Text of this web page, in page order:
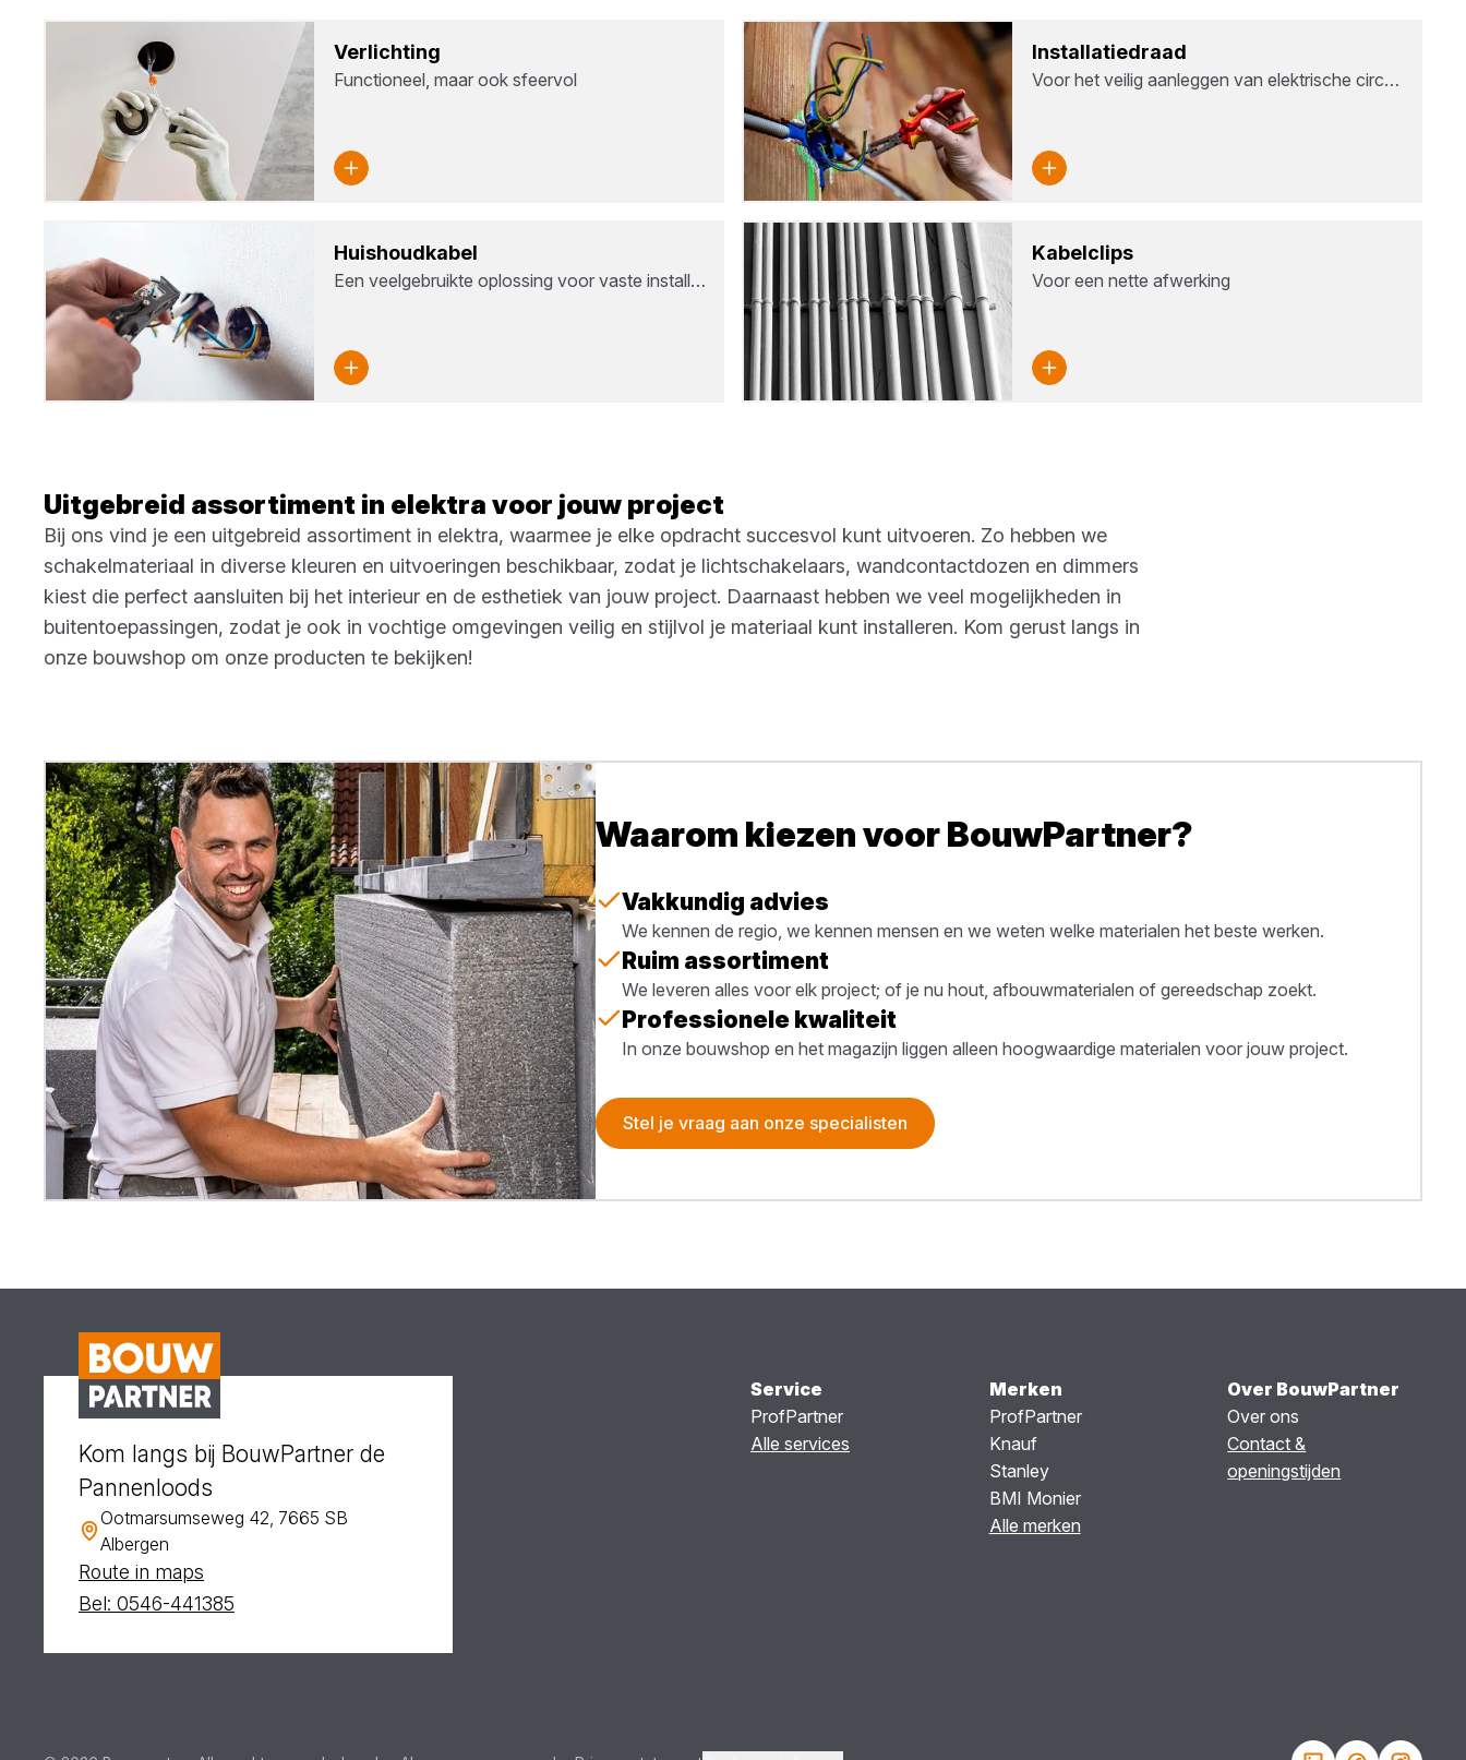
Ver­lich­ting
Functioneel, maar ook sfeervol
Instal­la­tie­draad
Voor het veilig aanleggen van elektrische circ…
Huis­houd­ka­bel
Een veelgebruikte oplossing voor vaste install…
Kabel­clips
Voor een nette afwerking
Uitgebreid assortiment in elektra voor jouw project
Bij ons vind je een uitgebreid assortiment in elektra, waarmee je elke opdracht succesvol kunt uitvoeren. Zo hebben we
schakelmateriaal in diverse kleuren en uitvoeringen beschikbaar, zodat je lichtschakelaars, wandcontactdozen en dimmers
kiest die perfect aansluiten bij het interieur en de esthetiek van jouw project. Daarnaast hebben we veel mogelijkheden in
buitentoepassingen, zodat je ook in vochtige omgevingen veilig en stijlvol je materiaal kunt installeren. Kom gerust langs in
onze bouwshop om onze producten te bekijken!
Waarom kiezen voor BouwPartner?
Vakkundig advies
We kennen de regio, we kennen mensen en we weten welke materialen het beste werken.
Ruim assortiment
We leveren alles voor elk project; of je nu hout, afbouwmaterialen of gereedschap zoekt.
Professionele kwaliteit
In onze bouwshop en het magazijn liggen alleen hoogwaardige materialen voor jouw project.
Stel je vraag aan onze specialisten
Kom langs bij BouwPartner de
Pannenloods
Ootmarsumseweg 42, 7665 SB
Albergen
Route in maps
Bel: 0546-441385
Service
ProfPartner
Alle services
Merken
ProfPartner
Knauf
Stanley
BMI Monier
Alle merken
Over BouwPartner
Over ons
Contact &
openingstijden